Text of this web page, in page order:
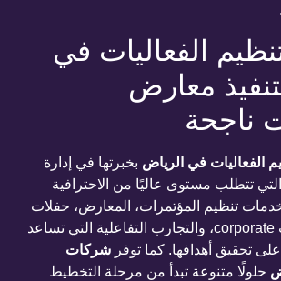
الفعاليات في
معارض
ناجحة
الفعاليات في الرياض بخبرتها في إدارة
التي تتطلب مستوى عاليًا من الاحترافية
تنظيم المؤتمرات، المعارض، حفلات
الإطلاق، الفعاليات corporate، والتجارب التفاعلية التي تساعد
على تحقيق أهدافها. كما توفر شركات
حلولًا متنوعة تبدأ من مرحلة التخطيط